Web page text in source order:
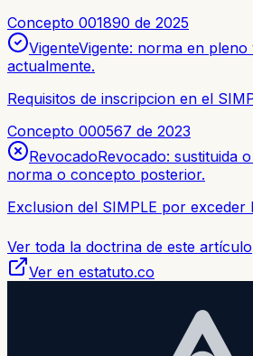
Concepto 001890 de 2025
VigenteVigente: norma en
actualmente.
Requisitos de inscripcion en el
Concepto 000567 de 2023
RevocadoRevocado: sustituida
norma o concepto posterior.
Exclusion del SIMPLE por exceder
Ver toda la doctrina de este artículo
Ver en estatuto.co